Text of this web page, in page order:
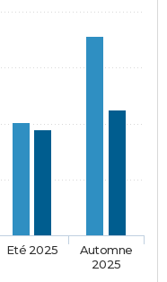
Eté 2025
Automne
2025